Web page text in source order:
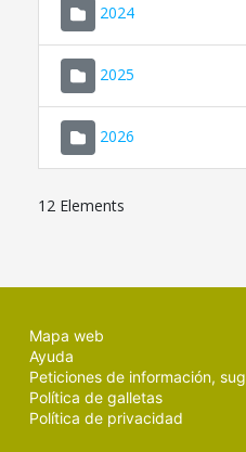
2024
2025
2026
12 Elements
Mapa web
Ayuda
Peticiones de información,
Política de galletas
Política de privacidad